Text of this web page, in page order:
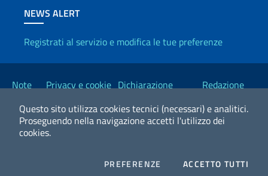
Questo sito utilizza cookies tecnici (necessari) e analitici.
Proseguendo nella navigazione accetti l'utilizzo dei
cookies.
PREFERENZE COOKIESACCETTO TUTTI
NEWS ALERT
Registrati al servizio e modifica le tue preferenze
Link Utili
Note
Privacy e cookie Dichiarazione
Redazione